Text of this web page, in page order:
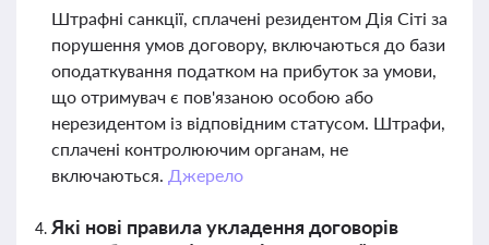
Штрафні санкції, сплачені резидентом Дія Сіті за
порушення умов договору, включаються до бази
оподаткування податком на прибуток за умови,
що отримувач є пов'язаною особою або
нерезидентом із відповідним статусом. Штрафи,
сплачені контролюючим органам, не
включаються. Джерело
Які нові правила укладення договорів